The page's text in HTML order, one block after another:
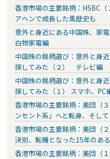
香港市場の主要銘柄：HSBC
アヘンで成長した黒歴史も
意外と身近にある中国株、家
白物家電編
中国株の銘柄選び：意外と身
探してみた（２） テレビ編
中国株の銘柄選び：意外と身
探してみた（１） スマホ、PC
香港市場の主要銘柄：美団（
ンセント系」へと転身、そして
香港市場の主要銘柄：美団（
決別、転機となった15年のあ
香港市場の主要銘柄：美団（